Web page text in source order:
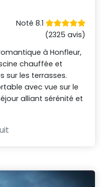
Noté 8.1
(2325 avis)
à Honfleur,
chauffée et
sur les terrasses.
avec vue sur le
alliant sérénité et